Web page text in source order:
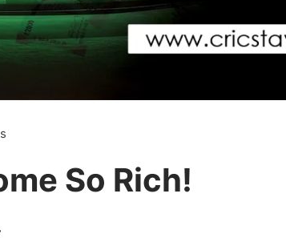
So Rich!